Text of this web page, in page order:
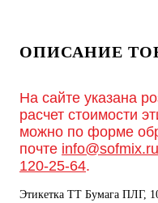
ОПИСАНИЕ
На сайте указана
расчет стоимости
можно по форме
почте info@sofmix.ru
120-25-64.
Этикетка ТТ Бумага ПЛГ,